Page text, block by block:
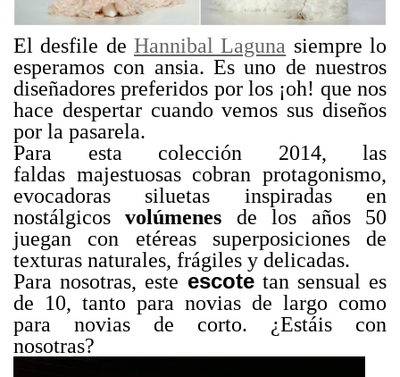
El desfile de Hannibal Laguna siempre lo
esperamos con ansia. Es uno de nuestros
diseñadores preferidos por los ¡oh! que nos
hace despertar cuando vemos sus diseños
por la pasarela.
Para esta colección 2014, las
faldas majestuosas cobran protagonismo,
evocadoras siluetas inspiradas en
nostálgicosvolúmenes de los años 50
juegan con etéreas superposiciones de
texturas naturales, frágiles y delicadas.
Para nosotras, este escotetan sensual es
de 10, tanto para novias de largo como
para novias de corto. ¿Estáis con
nosotras?